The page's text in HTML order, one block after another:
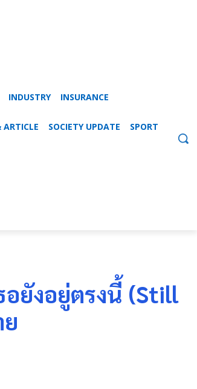
INDUSTRY INSURANCE
ARTICLE SOCIETY UPDATE SPORT
อยังอยู่ตรงนี้ (Still